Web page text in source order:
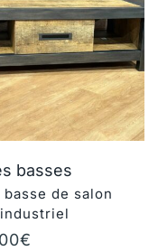
basses
basse de salon
€